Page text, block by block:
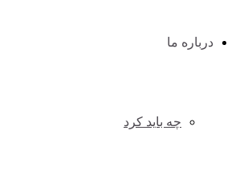
درباره ما
چه باید کرد